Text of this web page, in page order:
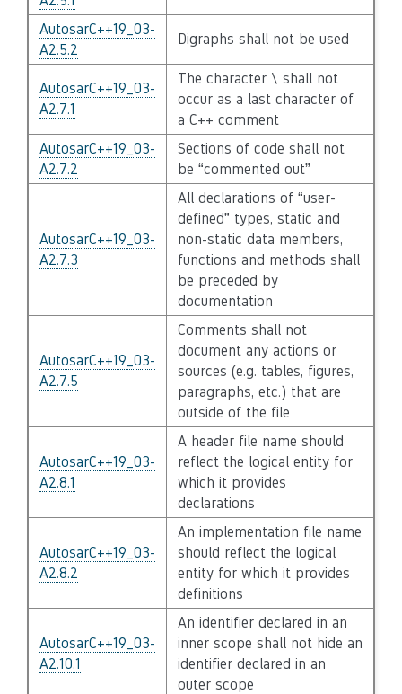
AutosarC++19_03-
A2.5.2
Digraphs shall not be used
AutosarC++19_03-
A2.7.1
The character \ shall not
occur as a last character of
a C++ comment
AutosarC++19_03-
A2.7.2
Sections of code shall not
be “commented out”
AutosarC++19_03-
A2.7.3
All declarations of “user-
defined” types, static and
non-static data members,
functions and methods shall
be preceded by
documentation
AutosarC++19_03-
A2.7.5
Comments shall not
document any actions or
sources (e.g. tables, figures,
paragraphs, etc.) that are
outside of the file
AutosarC++19_03-
A2.8.1
A header file name should
reflect the logical entity for
which it provides
declarations
AutosarC++19_03-
A2.8.2
An implementation file name
should reflect the logical
entity for which it provides
definitions
AutosarC++19_03-
A2.10.1
An identifier declared in an
inner scope shall not hide an
identifier declared in an
outer scope